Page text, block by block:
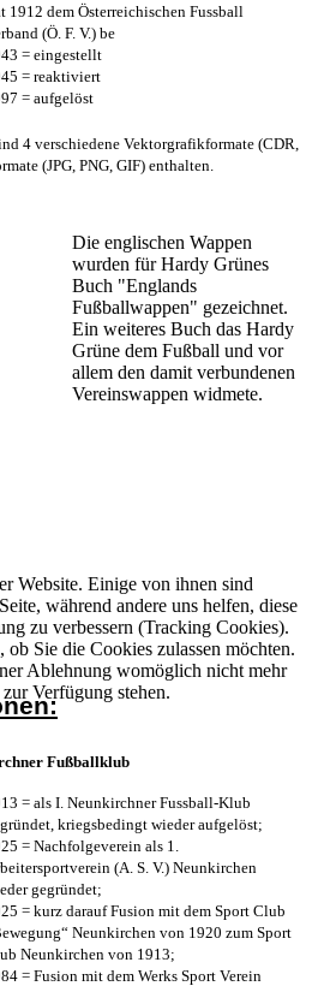
Website. Einige von ihnen sind
während andere uns helfen, diese
zu verbessern (Tracking Cookies).
ob Sie die Cookies zulassen möchten.
Ablehnung womöglich nicht mehr
Verfügung stehen.
1912 dem Österreichischen Fussball
(Ö. F. V.) be
= eingestellt
= reaktiviert
= aufgelöst
4 verschiedene Vektorgrafikformate (CDR,
(JPG, PNG, GIF) enthalten.
Die englischen Wappen
wurden für Hardy Grünes
Buch "Englands
Fußballwappen" gezeichnet.
Ein weiteres Buch das Hardy
Grüne dem Fußball und vor
allem den damit verbundenen
Vereinswappen widmete.
Fußballklub
= als I. Neunkirchner Fussball-Klub
kriegsbedingt wieder aufgelöst;
= Nachfolgeverein als 1.
(A. S. V.) Neunkirchen
gegründet;
= kurz darauf Fusion mit dem Sport Club
Neunkirchen von 1920 zum Sport
Neunkirchen von 1913;
= Fusion mit dem Werks Sport Verein